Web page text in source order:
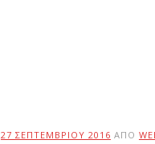
27 ΣΕΠΤΕΜΒΡΊΟΥ 2016 ΑΠΌ